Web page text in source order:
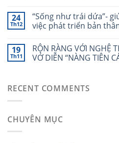
24
Th12
“Sống như trái dứa”-
việc phát triển bản
19
Th11
RỘN RÀNG VỚI NGHỆ
VỞ DIỄN “NÀNG TIÊN
RECENT COMMENTS
CHUYÊN MỤC